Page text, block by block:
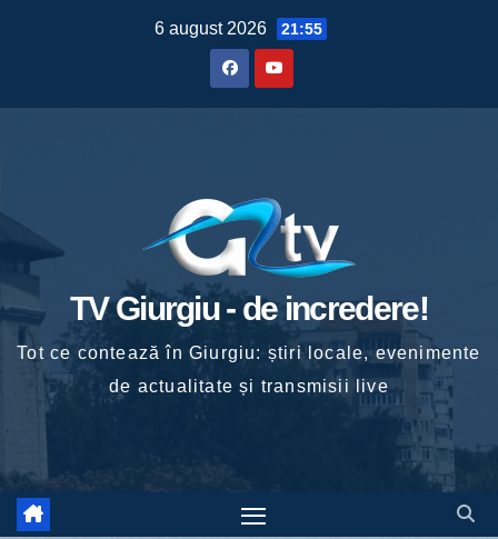
6 august 2026 21:55
TV Giurgiu - de incredere!
Tot ce contează în Giurgiu: știri locale, evenimente
de actualitate și transmisii live